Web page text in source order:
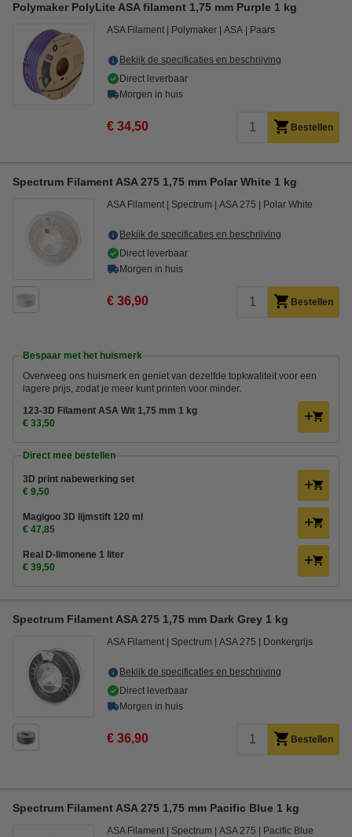
Polymaker PolyLite ASA filament 1,75 mm Purple 1 kg
ASA Filament Polymaker ASA Paars
Bekijk de specificaties en beschrijving
Direct leverbaar
Morgen in huis
€ 34,50 Bestellen
Spectrum Filament ASA 275 1,75 mm Polar White 1 kg
ASA Filament Spectrum ASA 275 Polar White
Bekijk de specificaties en beschrijving
Direct leverbaar
Morgen in huis
€ 36,90 Bestellen
Bespaar met het huismerk
Overweeg ons huismerk en geniet van dezelfde topkwaliteit voor een
lagere prijs, zodat je meer kunt printen voor minder.
123-3D Filament ASA Wit 1,75 mm 1 kg
€ 33,50
Direct mee bestellen
3D print nabewerking set
€ 9,50
Magigoo 3D lijmstift 120 ml
€ 47,85
Real D-limonene 1 liter
€ 39,50
Spectrum Filament ASA 275 1,75 mm Dark Grey 1 kg
ASA Filament Spectrum ASA 275 Donkergrijs
Bekijk de specificaties en beschrijving
Direct leverbaar
Morgen in huis
€ 36,90 Bestellen
Spectrum Filament ASA 275 1,75 mm Pacific Blue 1 kg
ASA Filament Spectrum ASA 275 Pacific Blue